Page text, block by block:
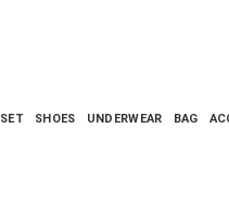
SHOES UNDERWEAR BAG